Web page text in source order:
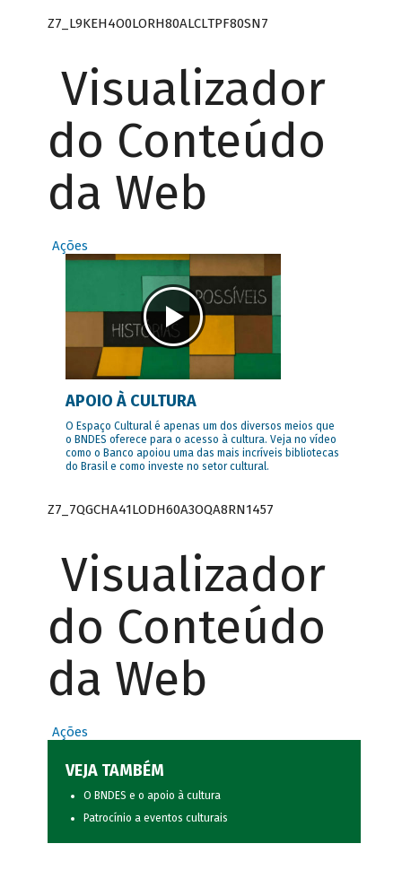
Z7_L9KEH4O0LORH80ALCLTPF80SN7
Visualizador
do Conteúdo
da Web
Ações
APOIO À CULTURA
O Espaço Cultural é apenas um dos diversos meios que
o BNDES oferece para o acesso à cultura. Veja no vídeo
como o Banco apoiou uma das mais incríveis bibliotecas
do Brasil e como investe no setor cultural.
Z7_7QGCHA41LODH60A3OQA8RN1457
Visualizador
do Conteúdo
da Web
Ações
VEJA TAMBÉM
O BNDES e o apoio à cultura
Patrocínio a eventos culturais